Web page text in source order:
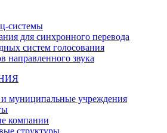
системы
для синхронного перевода
систем голосования
направленного звука
и муниципальные учреждения
компании